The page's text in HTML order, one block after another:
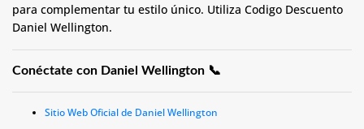
para complementar tu estilo único. Utiliza Codigo Descuento
Daniel Wellington.
Conéctate con Daniel Wellington 📞
Sitio Web Oficial de Daniel Wellington